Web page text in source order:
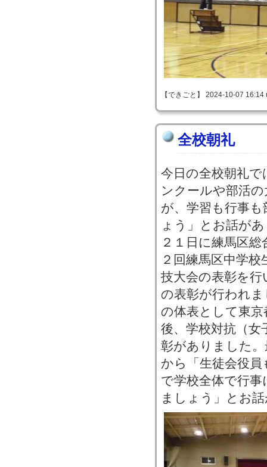
【できごと】 2024-10-07
全校朝礼
今日の全校朝礼
ンクールや部活
が、学習も行事
ょう」とお話が
２１日に練馬区
２回練馬区中学
技大会の表彰を
の表彰が行われ
の体表として東
後、学校対抗（女
彰がありました
から「生徒会役
で学校全体で行
ましょう」とお